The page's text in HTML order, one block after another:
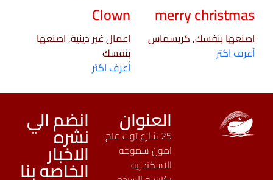
merry christmas
اصنعها بنفسك, كريسماس
أعرف اكتر
Clown
اعمال غير دينية, اصنعها
بنفسك
أعرف اكتر
العنوان
25 شارع توت عنخ
امون سموحه
الاسكندريه
انضم الي
نشره
الاخبار
الخاصه بنا